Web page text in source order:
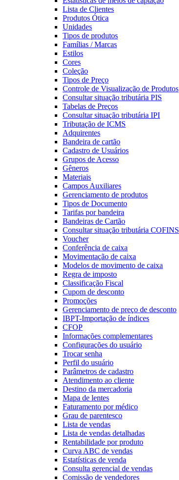
Lista de Clientes
Produtos Ótica
Unidades
Tipos de produtos
Famílias / Marcas
Estilos
Cores
Coleção
Tipos de Preço
Controle de Visualização de Produtos
Consultar situação tributária PIS
Tabelas de Preços
Consultar situação tributária IPI
Tributação de ICMS
Adquirentes
Bandeira de cartão
Cadastro de Usuários
Grupos de Acesso
Gêneros
Materiais
Campos Auxiliares
Gerenciamento de produtos
Tipos de Documento
Tarifas por bandeira
Bandeiras de Cartão
Consultar situação tributária COFINS
Voucher
Conferência de caixa
Movimentação de caixa
Modelos de movimento de caixa
Regra de imposto
Classificação Fiscal
Cupom de desconto
Promoções
Gerenciamento de preço de desconto
IBPT-Importação de índices
CFOP
Informações complementares
Configurações do usuário
Trocar senha
Perfil do usuário
Parâmetros de cadastro
Atendimento ao cliente
Destino da mercadoria
Mapa de lentes
Faturamento por médico
Grau de parentesco
Lista de vendas
Lista de vendas detalhadas
Rentabilidade por produto
Curva ABC de vendas
Estatísticas de venda
Consulta gerencial de vendas
Comissão de vendedores